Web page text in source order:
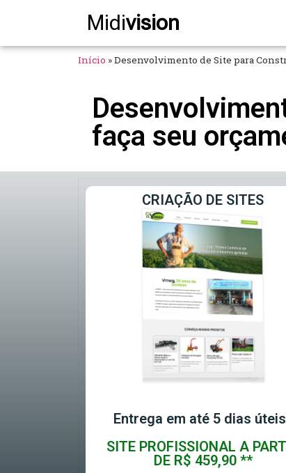
Midivision
Início »Desenvolvimento de Site para
faça seu
CRIAÇÃO DE SITES
Entrega em até 5 dias
SITE PROFISSIONAL A
DE R$ 459,90 **